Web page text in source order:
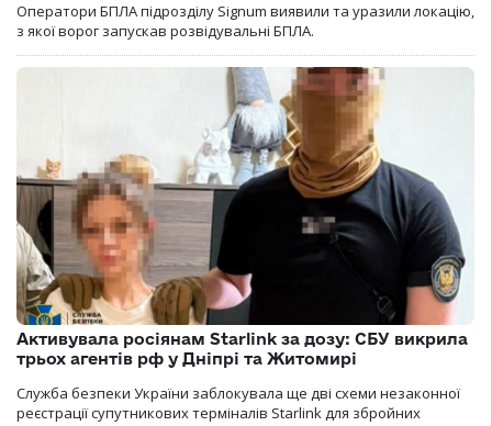
Оператори БПЛА підрозділу Signum виявили та уразили локацію,
з якої ворог запускав розвідувальні БПЛА.
Активувала росіянам Starlink за дозу: СБУ викрила
трьох агентів рф у Дніпрі та Житомирі
Служба безпеки України заблокувала ще дві схеми незаконної
реєстрації супутникових терміналів Starlink для збройних